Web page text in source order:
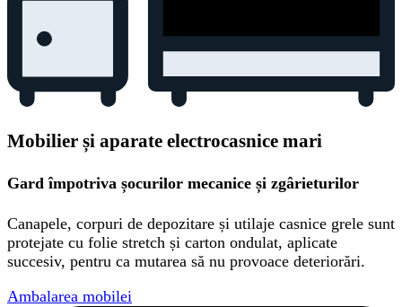
Mobilier și aparate electrocasnice mari
Gard împotriva șocurilor mecanice și zgârieturilor
Canapele, corpuri de depozitare și utilaje casnice grele sunt
protejate cu folie stretch și carton ondulat, aplicate
succesiv, pentru ca mutarea să nu provoace deteriorări.
Ambalarea mobilei